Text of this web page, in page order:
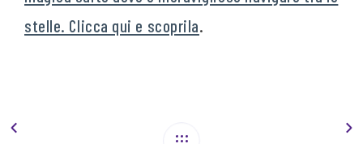
stelle. Clicca qui e scoprila.